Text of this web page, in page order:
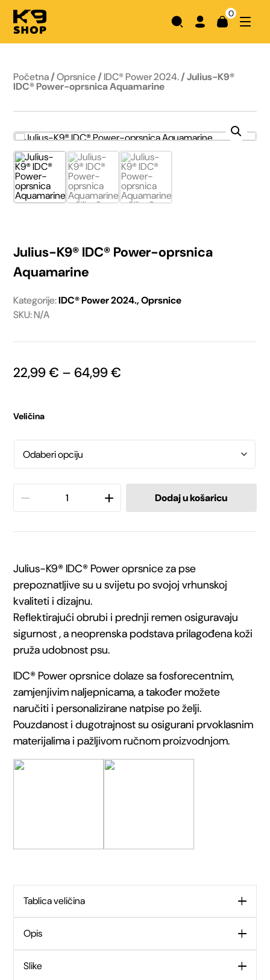
0
Početna/Oprsnice/IDC® Power 2024./ Julius-K9®
IDC® Power-oprsnica Aquamarine
Julius-K9® IDC® Power-oprsnica
Aquamarine
Kategorije:IDC® Power 2024.,Oprsnice
SKU: N/A
22,99€ – 64,99€
64,99 €
Veličina
Julius-
Power-
oprsnica
Aquamarine
količina
Dodaj u košaricu
Julius-K9® IDC® Power oprsnice za pse
prepoznatljive su u svijetu po svojoj vrhunskoj
kvaliteti i dizajnu.
Reflektirajući obrubi i prednji remen osiguravaju
sigurnost , a neoprenska podstava prilagođena koži
pruža udobnost psu.
IDC® Power oprsnice dolaze sa fosforecentnim,
zamjenjivim naljepnicama, a također možete
naručiti i personalizirane natpise po želji.
Pouzdanost i dugotrajnost su osigurani prvoklasnim
materijalima i pažljivom ručnom proizvodnjom.
Tablica veličina
Opis
Slike